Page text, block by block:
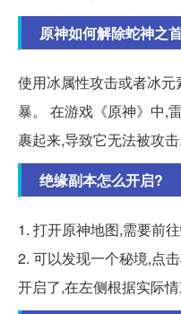
原神如何解除蛇神之
使用冰属性攻击或者冰
暴。 在游戏《原神》中,
裹起来,导致它无法被攻
绝缘副本怎么开启?
1. 打开原神地图,需要前
2. 可以发现一个秘境,点
开启了,在左侧根据实际情